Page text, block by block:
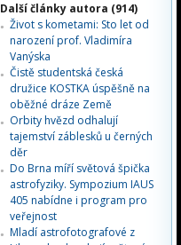
Další články autora (914)
Život s kometami: Sto let od
narození prof. Vladimíra
Vanýska
Čistě studentská česká
družice KOSTKA úspěšně na
oběžné dráze Země
Orbity hvězd odhalují
tajemství záblesků u černých
děr
Do Brna míří světová špička
astrofyziky. Sympozium IAUS
405 nabídne i program pro
veřejnost
Mladí astrofotografové z